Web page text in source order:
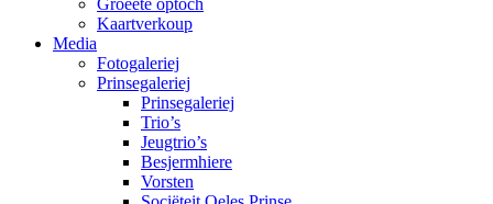
Groeëte optoch
Kaartverkoup
Media
Fotogaleriej
Prinsegaleriej
Prinsegaleriej
Trio’s
Jeugtrio’s
Besjermhiere
Vorsten